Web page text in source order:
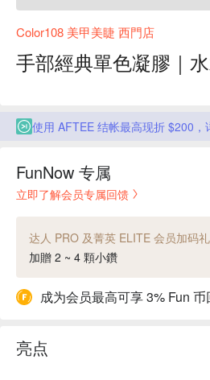
Color108 美甲美睫 西門店
手部經典單色凝膠｜
使用 AFTEE 结帐最高现折 $200，
FunNow 专属
立即了解会员专属回馈
达人 PRO 及菁英 ELITE 会员加码礼
加贈 2 ~ 4 顆小鑽
成为会员最高可享 3% Fun 币
亮点